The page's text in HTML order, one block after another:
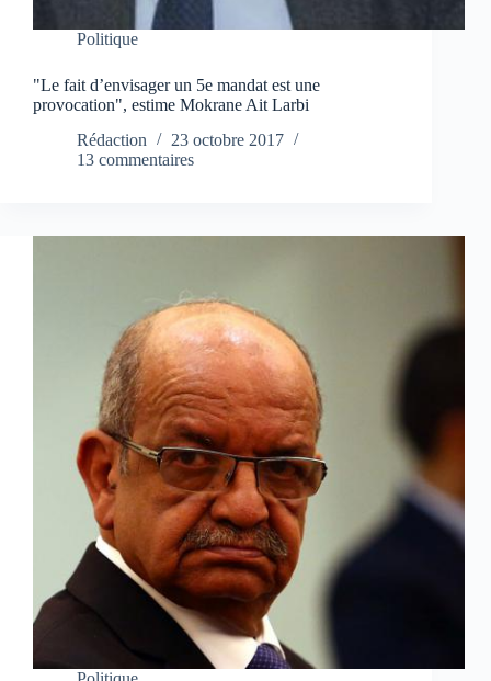
Politique
"Le fait d’envisager un 5e mandat est une
provocation", estime Mokrane Ait Larbi
Rédaction
23 octobre 2017
13 commentaires